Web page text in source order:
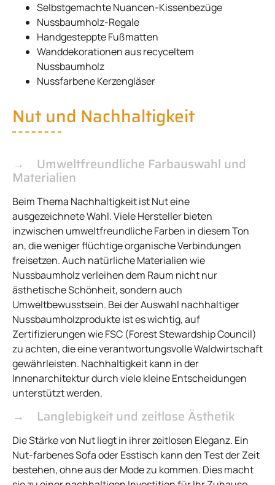
Selbstgemachte Nuancen-Kissenbezüge
Nussbaumholz-Regale
Handgesteppte Fußmatten
Wanddekorationen aus recyceltem
Nussbaumholz
Nussfarbene Kerzengläser
Nut und Nachhaltigkeit
Umweltfreundliche Farbauswahl und
Materialien
Beim Thema Nachhaltigkeit ist Nut eine
ausgezeichnete Wahl. Viele Hersteller bieten
inzwischen umweltfreundliche Farben in diesem Ton
an, die weniger flüchtige organische Verbindungen
freisetzen. Auch natürliche Materialien wie
Nussbaumholz verleihen dem Raum nicht nur
ästhetische Schönheit, sondern auch
Umweltbewusstsein. Bei der Auswahl nachhaltiger
Nussbaumholzprodukte ist es wichtig, auf
Zertifizierungen wie FSC (Forest Stewardship Council)
zu achten, die eine verantwortungsvolle Waldwirtschaft
gewährleisten. Nachhaltigkeit kann in der
Innenarchitektur durch viele kleine Entscheidungen
unterstützt werden.
Langlebigkeit und zeitlose Ästhetik
Die Stärke von Nut liegt in ihrer zeitlosen Eleganz. Ein
Nut-farbenes Sofa oder Esstisch kann den Test der Zeit
bestehen, ohne aus der Mode zu kommen. Dies macht